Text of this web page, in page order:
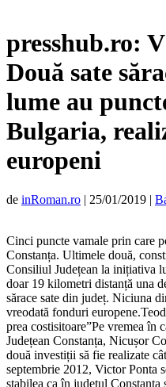
presshub.ro:
Două sate
lume au
Bulgaria,
europeni
de inRoman.ro | 25/01/2019 |
Cinci puncte vamale prin care
Constanța. Ultimele două,
Consiliul Județean la inițiativa
doar 19 kilometri distanță una
sărace sate din județ. Niciuna
vreodată fonduri
prea costisitoare”Pe vremea în
Județean Constanța, Nicușor
două investiții să fie realizate
septembrie 2012, Victor Ponta
stabilea ca în județul Constanța